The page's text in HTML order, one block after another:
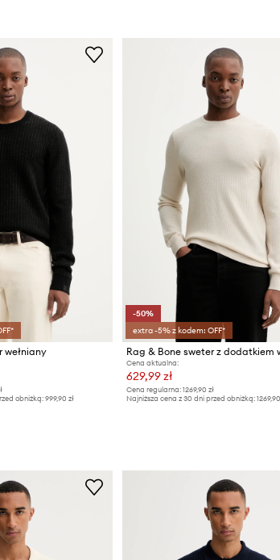
wełniany
obniżką: 999,90 zł
-50%
extra -5% z kodem: OFF*
Rag & Bone sweter z dodatkiem
Cena aktualna:
629,99 zł
Cena regularna: 1269,90 zł
Najniższa cena z 30 dni przed obniżką: